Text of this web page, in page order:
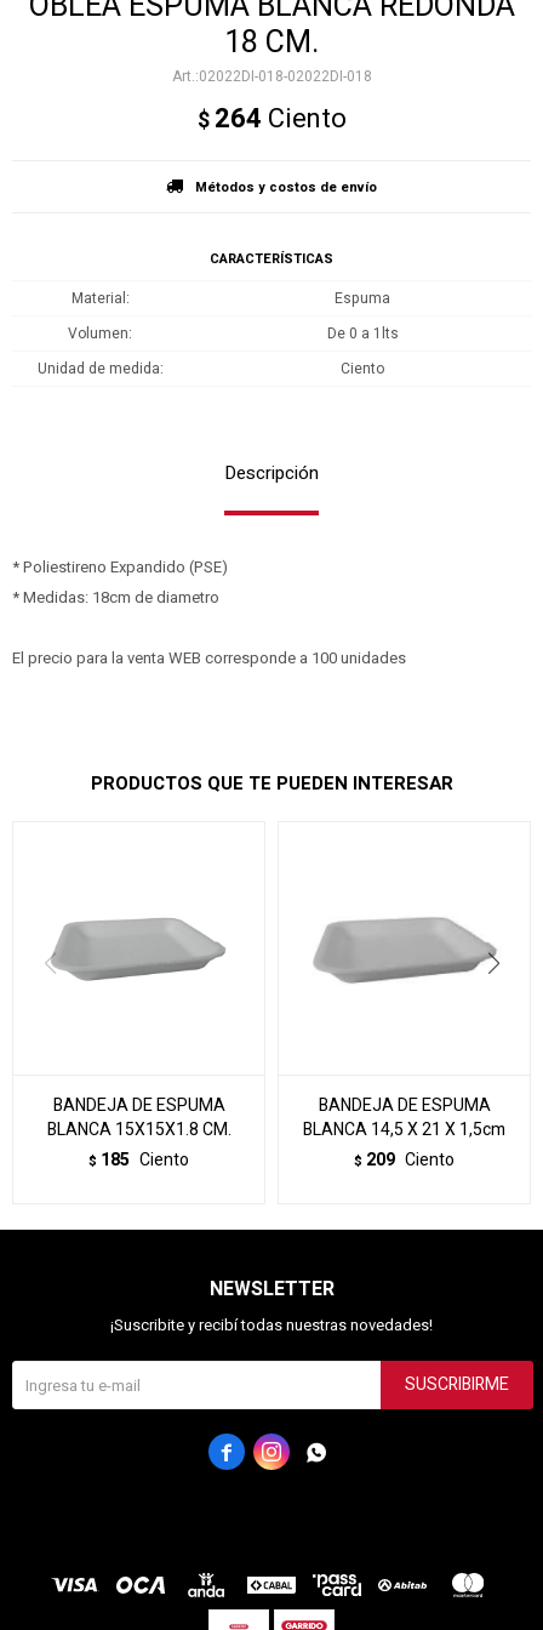
18 CM.
02022DI-018-02022DI-018
$ 264 Ciento
Métodos y costos de envío
CARACTERÍSTICAS
Material
Espuma
Volumen
De 0 a 1lts
Unidad de medida
Ciento
Descripción
* Poliestireno Expandido (PSE)
* Medidas: 18cm de diametro
El precio para la venta WEB corresponde a 100 unidades
PRODUCTOS QUE TE PUEDEN INTERESAR
BANDEJA DE ESPUMA
BLANCA 15X15X1.8 CM.
$ 185 Ciento
BANDEJA DE ESPUMA
BLANCA 14,5 X 21 X 1,5cm
$ 209 Ciento
NEWSLETTER
¡Suscribite y recibí todas nuestras novedades!
SUSCRIBIRME
  